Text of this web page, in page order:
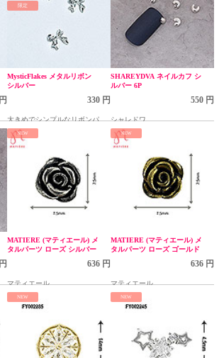
限定
MysticFlakes メタルリボン
シルバー
330 円
大きめでシンプルなリボンパー
ツ
SHAREYDVA ネイルカフ シ
ルバー 6P
550 円
シャレドワ
NEW
MATIERE (マティエール) メ
タルパーツ ローズ シルバー
636 円
マティエール
NEW
MATIERE (マティエール) メ
タルパーツ ローズ ゴールド
636 円
マティエール
NEW NEW